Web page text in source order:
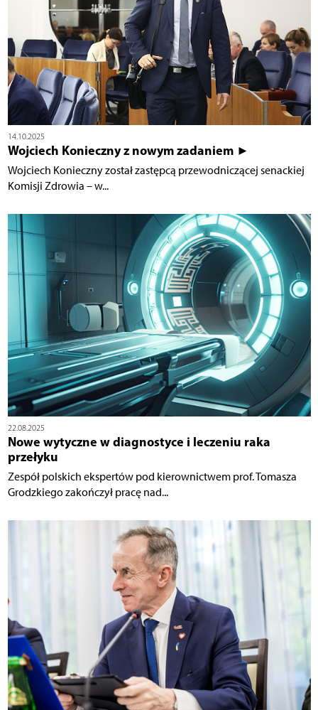
14.10.2025
Wojciech Konieczny z nowym zadaniem ►
Wojciech Konieczny został zastępcą przewodniczącej senackiej
Komisji Zdrowia – w...
22.08.2025
Nowe wytyczne w diagnostyce i leczeniu raka
przełyku
Zespół polskich ekspertów pod kierownictwem prof. Tomasza
Grodzkiego zakończył pracę nad...